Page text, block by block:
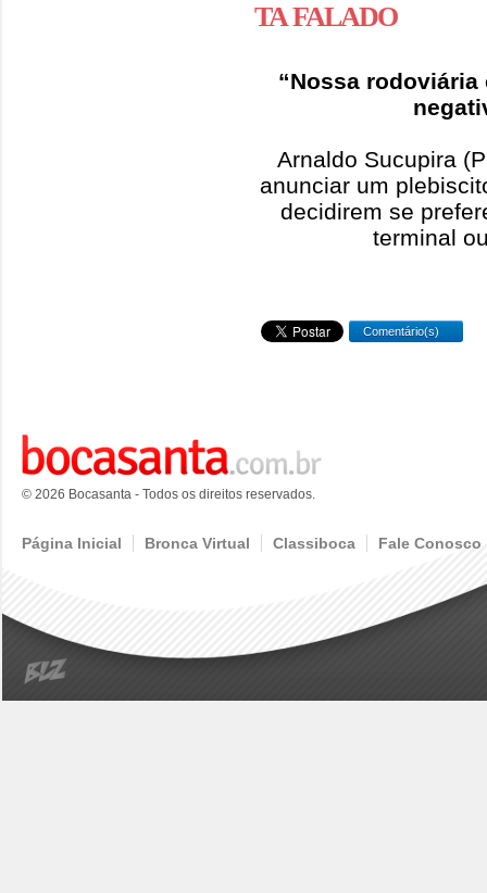
TA FALADO
“Nossa
Arnaldo Sucupira
anunciar um
decidirem se
terminal
Comentário(s)
© 2026 Bocasanta - Todos os direitos reservados.
Página Inicial Bronca Virtual Classiboca Fale Conosco